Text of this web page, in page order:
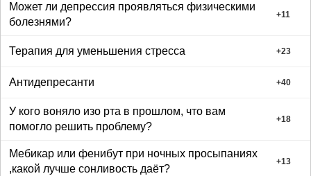
Может ли депрессия проявляться физическими
болезнями?
+11
Терапия для уменьшения стресса +23
Антидепресанти +40
У кого воняло изо рта в прошлом, что вам
помогло решить проблему?
+18
Мебикар или фенибут при ночных просыпаниях
,какой лучше сонливость даёт?
+13